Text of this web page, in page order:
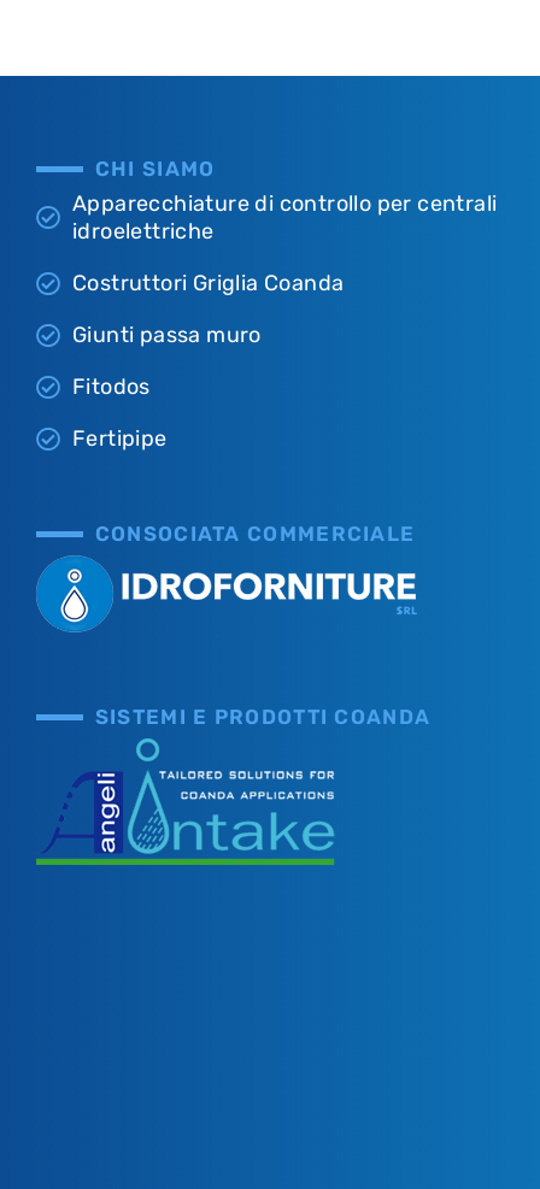
CHI SIAMO
Apparecchiature di controllo per centrali
idroelettriche
Costruttori Griglia Coanda
Giunti passa muro
Fitodos
Fertipipe
CONSOCIATA COMMERCIALE
SISTEMI E PRODOTTI COANDA